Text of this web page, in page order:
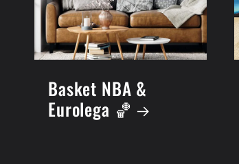
Basket NBA &
Eurolega 🏀